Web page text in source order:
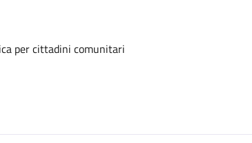
per cittadini comunitari